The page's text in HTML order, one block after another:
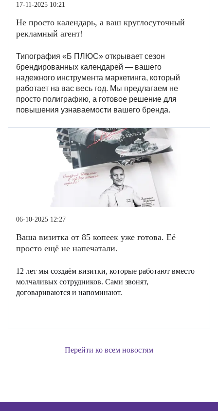
17-11-2025 10:21
Не просто календарь, а ваш круглосуточный
рекламный агент!
Типография «Б ПЛЮС» открывает сезон
брендированных календарей — вашего
надежного инструмента маркетинга, который
работает на вас весь год. Мы предлагаем не
просто полиграфию, а готовое решение для
повышения узнаваемости вашего бренда.
06-10-2025 12:27
Ваша визитка от 85 копеек уже готова. Её
просто ещё не напечатали.
12 лет мы создаём визитки, которые работают вместо
молчаливых сотрудников. Сами звонят,
договариваются и напоминают.
Перейти ко всем новостям